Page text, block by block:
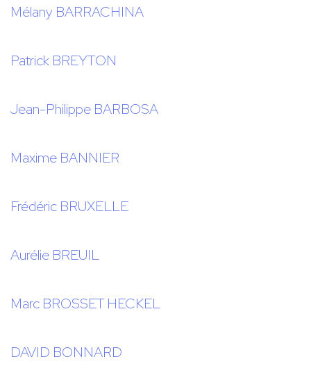
Mélany BARRACHINA
Patrick BREYTON
Jean-Philippe BARBOSA
Maxime BANNIER
Frédéric BRUXELLE
Aurélie BREUIL
Marc BROSSET HECKEL
DAVID BONNARD